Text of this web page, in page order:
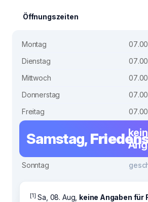
Öffnungszeiten
Montag
Dienstag
Mittwoch
Donnerstag
Freitag
Samstag,
Sonntag
[1] Sa, 08. Aug, keine Angaben für